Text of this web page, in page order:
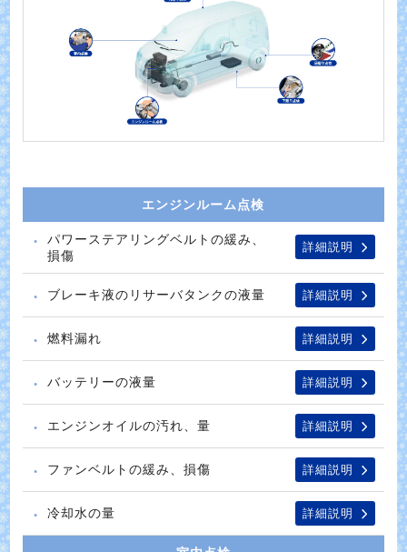
エンジンルーム点検
パワーステアリングベルトの緩み、
損傷
詳細説明
ブレーキ液のリサーバタンクの液量 詳細説明
燃料漏れ 詳細説明
バッテリーの液量 詳細説明
エンジンオイルの汚れ、量 詳細説明
ファンベルトの緩み、損傷 詳細説明
冷却水の量 詳細説明